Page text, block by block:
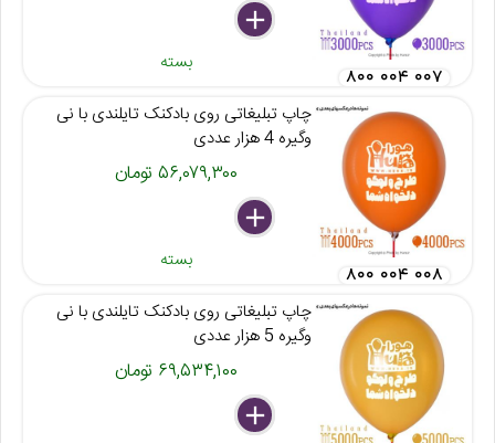
delete
remove
add
بسته
۸۰۰ ۰۰۴ ۰۰۷
چاپ تبلیغاتی روی بادکنک تایلندی با نی
وگیره 4 هزار عددی
۵۶,۰۷۹,۳۰۰ تومان
delete
remove
add
بسته
۸۰۰ ۰۰۴ ۰۰۸
چاپ تبلیغاتی روی بادکنک تایلندی با نی
وگیره 5 هزار عددی
۶۹,۵۳۴,۱۰۰ تومان
delete
remove
add